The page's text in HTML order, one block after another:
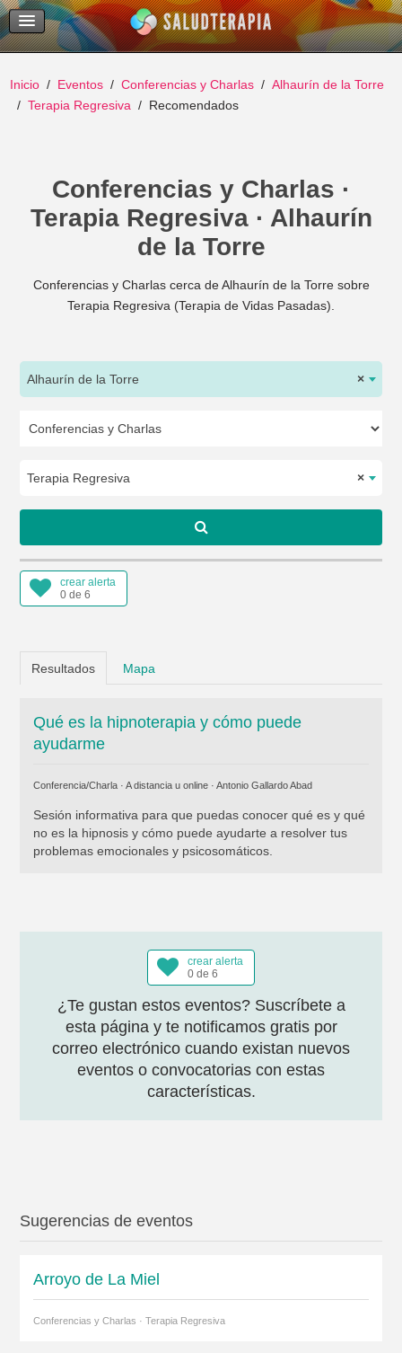
Temas Recientes
Buscar
Inicio Eventos Conferencias y Charlas
Alhaurín de la Torre
Terapia Regresiva
Recomendados
Conferencias y Charlas ·
Terapia Regresiva · Alhaurín
de la Torre
Conferencias y Charlas cerca de Alhaurín de la Torre sobre
Terapia Regresiva (Terapia de Vidas Pasadas).
×
Alhaurín de la Torre
×
Terapia Regresiva
crear alerta
0 de 6
Resultados Mapa
Qué es la hipnoterapia y cómo puede
ayudarme
Conferencia/Charla · A distancia u online · Antonio Gallardo Abad
Sesión informativa para que puedas conocer qué es y qué
no es la hipnosis y cómo puede ayudarte a resolver tus
problemas emocionales y psicosomáticos.
crear alerta
0 de 6
¿Te gustan estos eventos? Suscríbete a
esta página y te notificamos gratis por
correo electrónico cuando existan nuevos
eventos o convocatorias con estas
características.
Sugerencias de eventos
Arroyo de La Miel
Conferencias y Charlas · Terapia Regresiva